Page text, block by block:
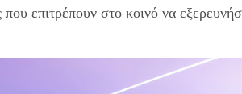
που επιτρέπουν στο κοινό να